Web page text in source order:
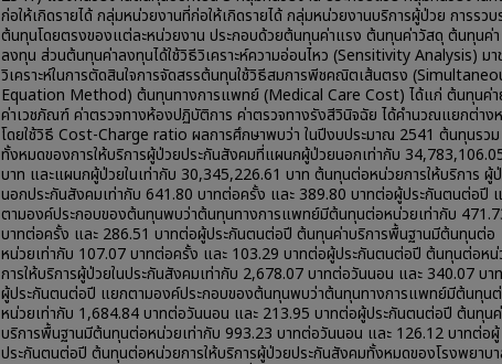
ก่อให้เกิดรายได้ กลุ่มหน่วยงานที่ก่อให้เกิดรายได้ กลุ่มหน่วยงานบริการผู้ป่วย การรวบ
ต้นทุนโดยตรงของแต่ละหน่วยงาน ประกอบด้วยต้นทุนค่าแรง ต้นทุนค่าวัสดุ ต้นทุนค่า
ลงทุน ส่วนต้นทุนค่าลงทุนได้ใช้วิธีวิเคราะห์ความอ่อนไหว (Sensitivity Analysis) มา
วิเคราะห์ในการตัดสินใจการจัดสรรต้นทุนใช้วิธีสมการพีชคณิตเส้นตรง
Equation Method) ต้นทุนทางการแพทย์ (Medical Care Cost) ได้แก่ ต้นทุนค่า
ค่าเวชภัณฑ์ ค่าตรวจทางห้องปฏิบัติการ ค่าตรวจทางรังสีวินิจฉัย ได้คำนวณแยกต่าง
โดยใช้วิธี Cost-Charge ratio ผลการศึกษาพบว่า ในปีงบประมาณ 2541 ต้นทุนรวม
ทั้งหมดของการให้บริการผู้ป่วยประกันสังคมที่แผนกผู้ป่วยนอกเท่ากับ
บาท และแผนกผู้ป่วยในเท่ากับ 30,345,226.61 บาท ต้นทุนต่อหน่วยการให้บริการ ผู้
นอกประกันสังคมเท่ากับ 641.80 บาทต่อครั้ง และ 389.80 บาทต่อผู้ประกันตนต่อปี
ตามองค์ประกอบของต้นทุนพบว่าต้นทุนทางการแพทย์มีต้นทุนต่อหน่วยเท่ากับ
บาทต่อครั้ง และ 286.51 บาทต่อผู้ประกันตนต่อปี ต้นทุนค่าบริการพื้นฐานมีต้นทุนต่อ
หน่วยเท่ากับ 107.07 บาทต่อครั้ง และ 103.29 บาทต่อผู้ประกันตนต่อปี ต้นทุนต่อหน่
การให้บริการผู้ป่วยในประกันสังคมเท่ากับ 2,678.07 บาทต่อวันนอน และ 340.07 บา
ผู้ประกันตนต่อปี แยกตามองค์ประกอบของต้นทุนพบว่าต้นทุนทางการแพทย์มีต้นทุน
หน่วยเท่ากับ 1,684.84 บาทต่อวันนอน และ 213.95 บาทต่อผู้ประกันตนต่อปี ต้นทุน
บริการพื้นฐานมีต้นทุนต่อหน่วยเท่ากับ 993.23 บาทต่อวันนอน และ 126.12 บาทต่อผู้
ประกันตนต่อปี ต้นทุนต่อหน่วยการให้บริการผู้ป่วยประกันสังคมทั้งหมดของโรงพยาบ